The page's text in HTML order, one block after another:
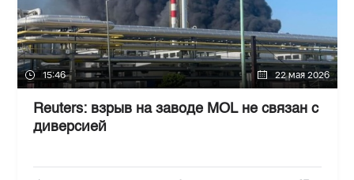
15:46 22 мая 2026
Reuters: взрыв на заводе MOL не связан с
диверсией